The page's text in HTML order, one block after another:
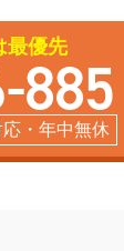
最優先
885
・年中無休